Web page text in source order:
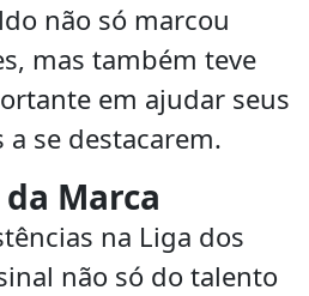
não só marcou
mas também teve
em ajudar seus
se destacarem.
Marca
na Liga dos
não só do talento